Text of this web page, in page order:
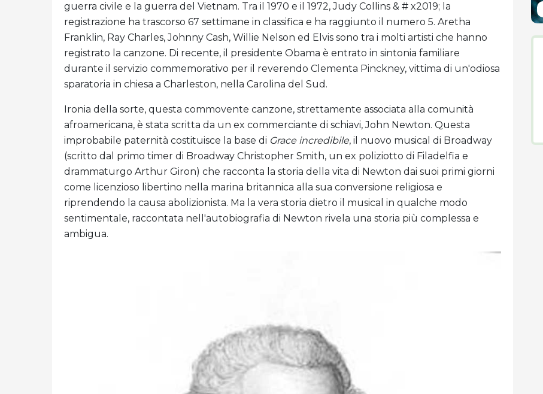
guerra civile e la guerra del Vietnam. Tra il 1970 e il 1972, Judy Collins & # x2019; la
registrazione ha trascorso 67 settimane in classifica e ha raggiunto il numero 5. Aretha
Franklin, Ray Charles, Johnny Cash, Willie Nelson ed Elvis sono tra i molti artisti che hanno
registrato la canzone. Di recente, il presidente Obama è entrato in sintonia familiare
durante il servizio commemorativo per il reverendo Clementa Pinckney, vittima di un'odiosa
sparatoria in chiesa a Charleston, nella Carolina del Sud.
Ironia della sorte, questa commovente canzone, strettamente associata alla comunità
afroamericana, è stata scritta da un ex commerciante di schiavi, John Newton. Questa
improbabile paternità costituisce la base di Grace incredibile, il nuovo musical di Broadway
(scritto dal primo timer di Broadway Christopher Smith, un ex poliziotto di Filadelfia e
drammaturgo Arthur Giron) che racconta la storia della vita di Newton dai suoi primi giorni
come licenzioso libertino nella marina britannica alla sua conversione religiosa e
riprendendo la causa abolizionista. Ma la vera storia dietro il musical in qualche modo
sentimentale, raccontata nell'autobiografia di Newton rivela una storia più complessa e
ambigua.